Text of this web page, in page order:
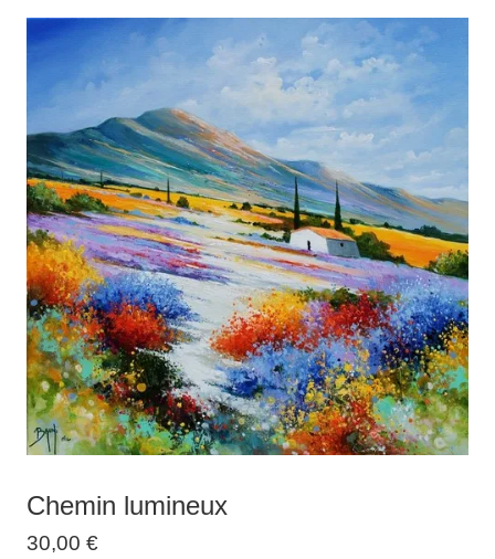
L'artiste▼
Galeries▼
Vente▼
Boutique
Contact
Newsletter
BLOG
Français
Chemin lumineux
30,00 €